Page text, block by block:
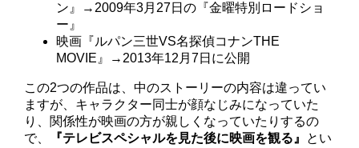
ン』→2009年3月27日の『金曜特別ロードショ
ー』
映画『ルパン三世VS名探偵コナンTHE
MOVIE』→2013年12月7日に公開
この2つの作品は、中のストーリーの内容は違ってい
ますが、キャラクター同士が顔なじみになっていた
り、関係性が映画の方が親しくなっていたりするの
で、
『テレビスペシャルを見た後に映画を観る』 とい